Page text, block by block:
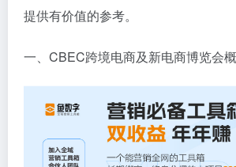
提供有价值的参考。
一、CBEC跨境电商及新电商博览会